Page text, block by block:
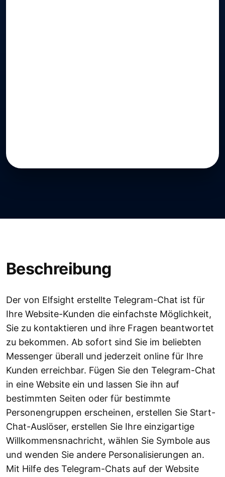
Beschreibung
Der von Elfsight erstellte Telegram-Chat ist für
Ihre Website-Kunden die einfachste Möglichkeit,
Sie zu kontaktieren und ihre Fragen beantwortet
zu bekommen. Ab sofort sind Sie im beliebten
Messenger überall und jederzeit online für Ihre
Kunden erreichbar. Fügen Sie den Telegram-Chat
in eine Website ein und lassen Sie ihn auf
bestimmten Seiten oder für bestimmte
Personengruppen erscheinen, erstellen Sie Start-
Chat-Auslöser, erstellen Sie Ihre einzigartige
Willkommensnachricht, wählen Sie Symbole aus
und wenden Sie andere Personalisierungen an.
Mit Hilfe des Telegram-Chats auf der Website